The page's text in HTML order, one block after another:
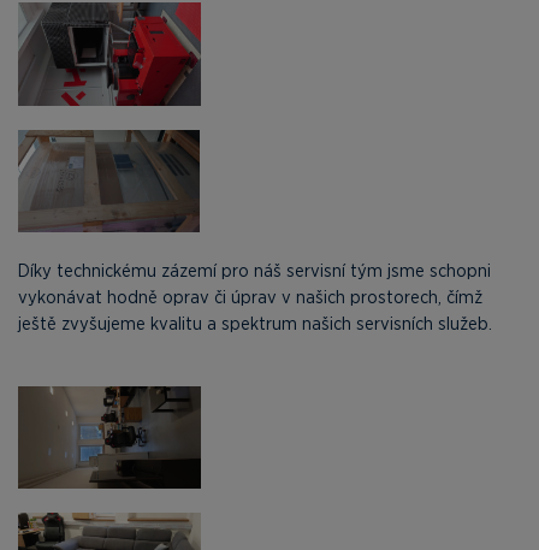
Díky technickému zázemí pro náš servisní tým jsme schopni
vykonávat hodně oprav či úprav v našich prostorech, čímž
ještě zvyšujeme kvalitu a spektrum našich servisních služeb.